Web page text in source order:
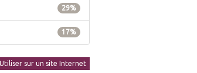
29%
17%
sur un site Internet